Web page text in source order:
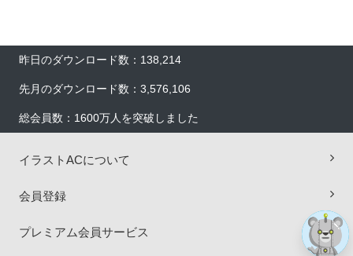
昨日のダウンロード数：138,214
先月のダウンロード数：3,576,106
総会員数：1600万人を突破しました
イラストACについて
会員登録
プレミアム会員サービス